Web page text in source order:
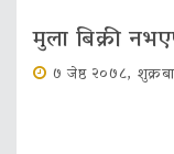
मुला बिक्री
७ जेष्ठ २०७८,